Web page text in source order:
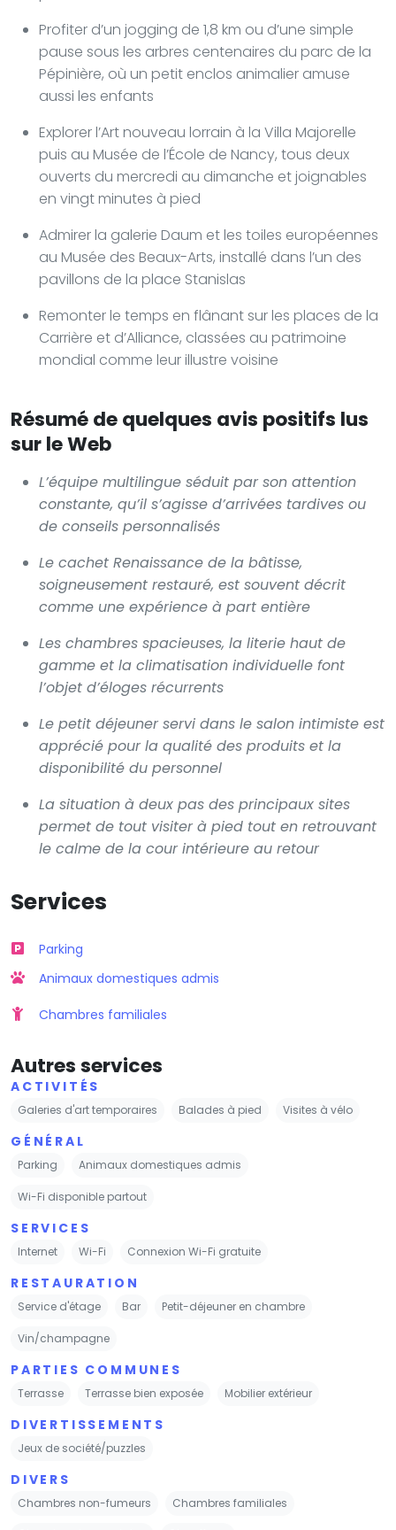
Profiter d’un jogging de 1,8 km ou d’une simple
pause sous les arbres centenaires du parc de la
Pépinière, où un petit enclos animalier amuse
aussi les enfants
Explorer l’Art nouveau lorrain à la Villa Majorelle
puis au Musée de l’École de Nancy, tous deux
ouverts du mercredi au dimanche et joignables
en vingt minutes à pied
Admirer la galerie Daum et les toiles européennes
au Musée des Beaux-Arts, installé dans l’un des
pavillons de la place Stanislas
Remonter le temps en flânant sur les places de la
Carrière et d’Alliance, classées au patrimoine
mondial comme leur illustre voisine
Résumé de quelques avis positifs lus
sur le Web
L’équipe multilingue séduit par son attention
constante, qu’il s’agisse d’arrivées tardives ou
de conseils personnalisés
Le cachet Renaissance de la bâtisse,
soigneusement restauré, est souvent décrit
comme une expérience à part entière
Les chambres spacieuses, la literie haut de
gamme et la climatisation individuelle font
l’objet d’éloges récurrents
Le petit déjeuner servi dans le salon intimiste est
apprécié pour la qualité des produits et la
disponibilité du personnel
La situation à deux pas des principaux sites
permet de tout visiter à pied tout en retrouvant
le calme de la cour intérieure au retour
Services
Parking
Animaux domestiques admis
Chambres familiales
Autres services
ACTIVITÉS
Galeries d'art temporaires Balades à pied Visites à vélo
GÉNÉRAL
Parking Animaux domestiques admis
Wi-Fi disponible partout
SERVICES
Internet Wi-Fi Connexion Wi-Fi gratuite
RESTAURATION
Service d'étage Bar Petit-déjeuner en chambre
Vin/champagne
PARTIES COMMUNES
Terrasse Terrasse bien exposée Mobilier extérieur
DIVERTISSEMENTS
Jeux de société/puzzles
DIVERS
Chambres non-fumeurs Chambres familiales